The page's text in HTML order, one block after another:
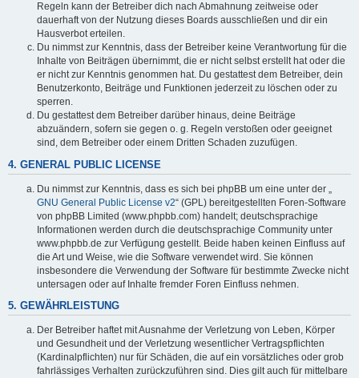
Regeln kann der Betreiber dich nach Abmahnung zeitweise oder
dauerhaft von der Nutzung dieses Boards ausschließen und dir ein
Hausverbot erteilen.
Du nimmst zur Kenntnis, dass der Betreiber keine Verantwortung für die
Inhalte von Beiträgen übernimmt, die er nicht selbst erstellt hat oder die
er nicht zur Kenntnis genommen hat. Du gestattest dem Betreiber, dein
Benutzerkonto, Beiträge und Funktionen jederzeit zu löschen oder zu
sperren.
Du gestattest dem Betreiber darüber hinaus, deine Beiträge
abzuändern, sofern sie gegen o. g. Regeln verstoßen oder geeignet
sind, dem Betreiber oder einem Dritten Schaden zuzufügen.
4. GENERAL PUBLIC LICENSE
Du nimmst zur Kenntnis, dass es sich bei phpBB um eine unter der „
GNU General Public License v2“ (GPL) bereitgestellten Foren-Software
von phpBB Limited (www.phpbb.com) handelt; deutschsprachige
Informationen werden durch die deutschsprachige Community unter
www.phpbb.de zur Verfügung gestellt. Beide haben keinen Einfluss auf
die Art und Weise, wie die Software verwendet wird. Sie können
insbesondere die Verwendung der Software für bestimmte Zwecke nicht
untersagen oder auf Inhalte fremder Foren Einfluss nehmen.
5. GEWÄHRLEISTUNG
Der Betreiber haftet mit Ausnahme der Verletzung von Leben, Körper
und Gesundheit und der Verletzung wesentlicher Vertragspflichten
(Kardinalpflichten) nur für Schäden, die auf ein vorsätzliches oder grob
fahrlässiges Verhalten zurückzuführen sind. Dies gilt auch für mittelbare